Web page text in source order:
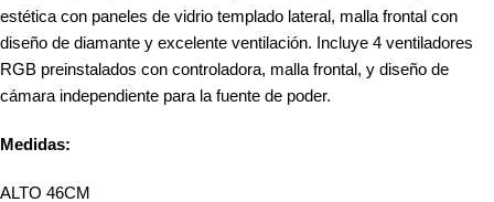
estética con paneles de vidrio templado lateral, malla frontal con
diseño de diamante y excelente ventilación. Incluye 4 ventiladores
RGB preinstalados con controladora, malla frontal, y diseño de
cámara independiente para la fuente de poder.
Medidas:
ALTO 46CM